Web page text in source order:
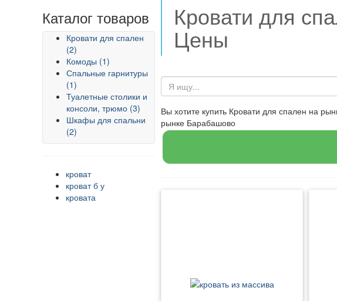
Каталог товаров
Кровати для спален
(2)
Комоды (1)
Спальные гарнитуры
(1)
Туалетные столики и
консоли, трюмо (3)
Шкафы для спальни
(2)
кроват
кроват б у
кровата
Кровати для
Цены
Вы хотите купить Кровати для спален на
рынке Барабашово